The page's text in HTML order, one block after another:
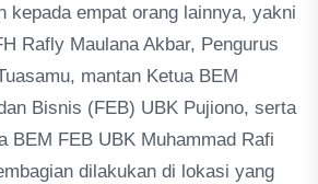
kepada empat orang lainnya, yakni
Rafly Maulana Akbar, Pengurus
mantan Ketua BEM
Bisnis (FEB) UBK Pujiono, serta
BEM FEB UBK Muhammad Rafi
dilakukan di lokasi yang